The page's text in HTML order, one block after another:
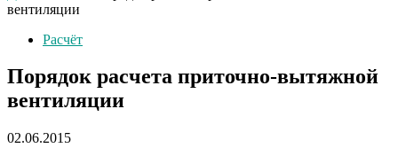
вентиляции
Расчёт
Порядок расчета приточно-вытяжной
вентиляции
02.06.2015